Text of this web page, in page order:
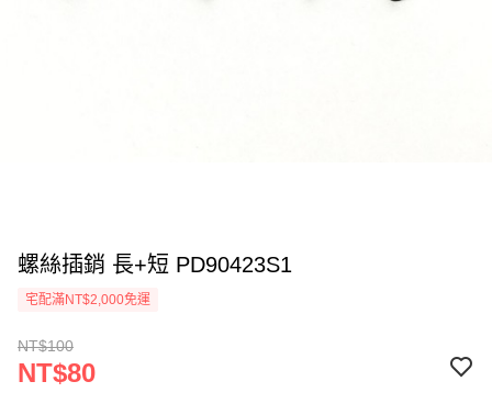
螺絲插銷 長+短 PD90423S1
宅配滿NT$2,000免運
NT$100
NT$80